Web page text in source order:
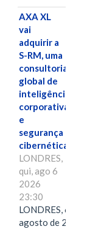
AXA XL
vai
adquirir a
S-RM, uma
consultoria
global de
inteligência
corporativa
e
segurança
cibernética
LONDRES,
qui, ago 6
2026
23:30
LONDRES, 6 de
agosto de 2026